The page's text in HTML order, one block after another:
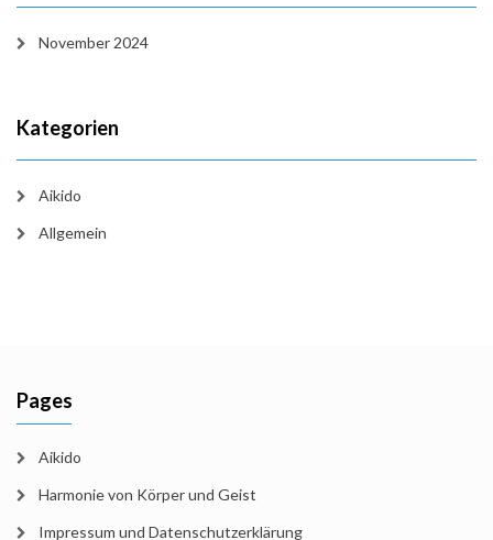
November 2024
Kategorien
Aikido
Allgemein
Pages
Aikido
Harmonie von Körper und Geist
Impressum und Datenschutzerklärung